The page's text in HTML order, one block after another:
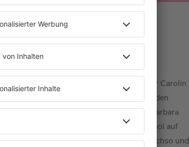
| 17.04.2023 | 61:40
KEBEKUS
da! Nach drei langen Jahren konnten wir Carolin
wieder davon überzeugen zurück in den
kommen. In gewohnter Manier plaudert Barbara
mit ihr über das erfundene Pony, Alkohol auf
und Carolins Liebe zu David Hasselhoff. Achso und